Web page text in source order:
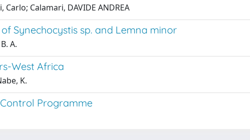
Calamari, DAVIDE ANDREA
Synechocystis sp. and Lemna minor
A.
West Africa
K.
Programme